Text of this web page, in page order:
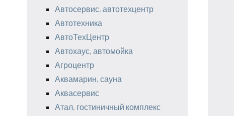
Автосервис, автотехцентр
Автотехника
АвтоТехЦентр
Автохаус, автомойка
Агроцентр
Аквамарин, сауна
Аквасервис
Атал, гостиничный комплекс